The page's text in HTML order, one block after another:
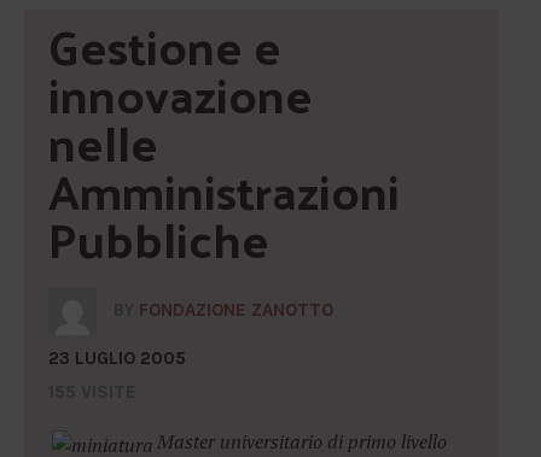
Gestione e
innovazione
nelle
Amministrazioni
Pubbliche
FONDAZIONE ZANOTTO
23 LUGLIO 2005
Master universitario di primo livello